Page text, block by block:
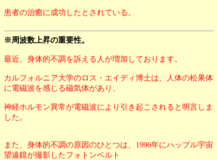
患者の治癒に成功したとされている。
※周波数上昇の重要性。
最近、身体的不調を訴える人が増加しております。
カルフォルニア大学のロス・エイディ博士は、人体の松果体
に電磁波を感じる磁気体があり、
神経ホルモン異常が電磁波により引き起こされると明言しま
した。
また、身体的不調の原因のひとつは、1996年にハッブル宇宙
望遠鏡が撮影したフォトンベルト